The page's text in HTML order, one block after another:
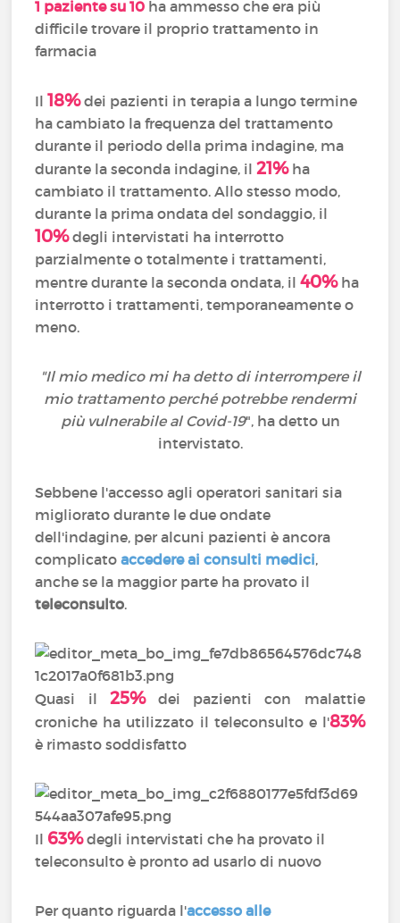
1 paziente su 10 ha ammesso che era più
difficile trovare il proprio trattamento in
farmacia
Il18%dei pazienti in terapia a lungo termine
ha cambiato la frequenza del trattamento
durante il periodo della prima indagine, ma
durante la seconda indagine, il21%ha
cambiato il trattamento. Allo stesso modo,
durante la prima ondata del sondaggio, il
10%degli intervistati ha interrotto
parzialmente o totalmente i trattamenti,
mentre durante la seconda ondata, il40%ha
interrotto i trattamenti, temporaneamente o
meno.
"Il mio medico mi ha detto di interrompere il
mio trattamento perché potrebbe rendermi
più vulnerabile al Covid-19", ha detto un
intervistato.
Sebbene l'accesso agli operatori sanitari sia
migliorato durante le due ondate
dell'indagine, per alcuni pazienti è ancora
complicatoaccedere ai consulti medici,
anche se la maggior parte ha provato il
teleconsulto.
Quasi il 25%dei pazienti con malattie
croniche ha utilizzato il teleconsulto e l'83%
è rimasto soddisfatto
Il 63%degli intervistati che ha provato il
teleconsulto è pronto ad usarlo di nuovo
Per quanto riguarda l'accesso alle